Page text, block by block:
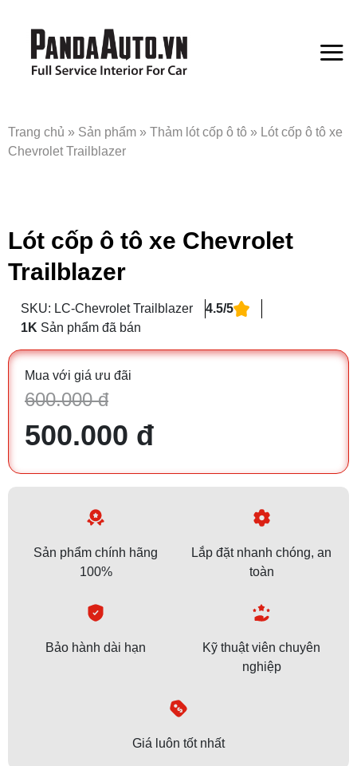
Trang chủ » Sản phẩm » Thảm lót cốp ô tô » Lót cốp ô tô xe
Chevrolet Trailblazer
Lót cốp ô tô xe Chevrolet
Trailblazer
SKU: LC-Chevrolet Trailblazer
4.5/5
1K Sản phẩm đã bán
Mua với giá ưu đãi
600.000 đ
500.000 đ
Sản phẩm chính hãng
100%
Lắp đặt nhanh chóng, an
toàn
Bảo hành dài hạn
Kỹ thuật viên chuyên
nghiệp
Giá luôn tốt nhất